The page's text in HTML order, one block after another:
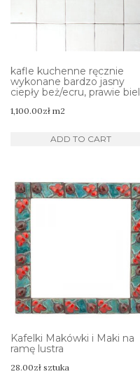
kafle kuchenne ręcznie
wykonane bardzo jasny
ciepły beż/ecru, prawie biel
1,100.00zł m2
ADD TO CART
Kafelki Makówki i Maki na
ramę lustra
28.00zł sztuka